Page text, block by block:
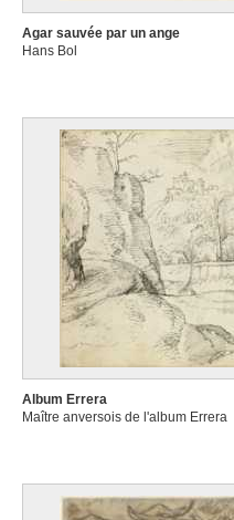
Agar sauvée par un ange
Hans Bol
Album Errera
Maître anversois de l'album Errera